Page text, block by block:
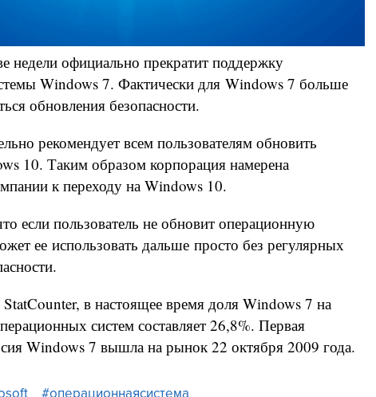
недели официально прекратит поддержку
Windows 7. Фактически для Windows 7 больше
обновления безопасности.
рекомендует всем пользователям обновить
10. Таким образом корпорация намерена
к переходу на Windows 10.
если пользователь не обновит операционную
ее использовать дальше просто без регулярных
в настоящее время доля Windows 7 на
систем составляет 26,8%. Первая
Windows 7 вышла на рынок 22 октября 2009 года.
#операционнаясистема